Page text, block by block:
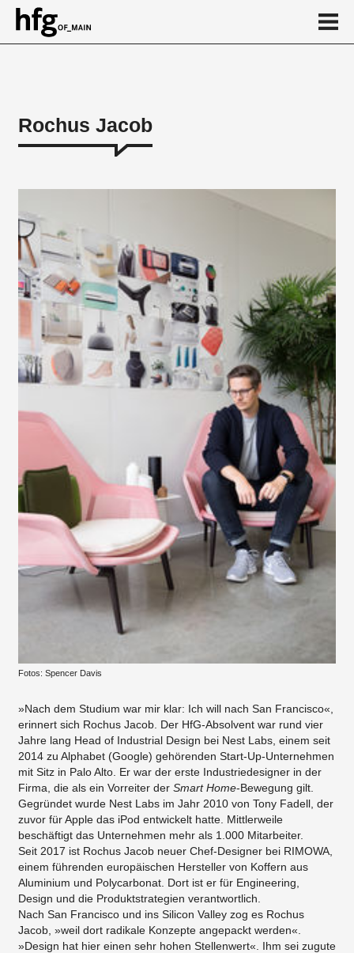
Über
Rochus Jacob
Fotos: Spencer Davis
»Nach dem Studium war mir klar: Ich will nach San Francisco«,
erinnert sich Rochus Jacob. Der HfG-Absolvent war rund vier
Jahre lang Head of Industrial Design bei Nest Labs, einem seit
2014 zu Alphabet (Google) gehörenden Start-Up-Unternehmen
mit Sitz in Palo Alto. Er war der erste Industriedesigner in der
Firma, die als ein Vorreiter der Smart Home-Bewegung gilt.
Gegründet wurde Nest Labs im Jahr 2010 von Tony Fadell, der
zuvor für Apple das iPod entwickelt hatte. Mittlerweile
beschäftigt das Unternehmen mehr als 1.000 Mitarbeiter.
Seit 2017 ist Rochus Jacob neuer Chef-Designer bei RIMOWA,
einem führenden europäischen Hersteller von Koffern aus
Aluminium und Polycarbonat. Dort ist er für Engineering,
Design und die Produktstrategien verantwortlich.
Nach San Francisco und ins Silicon Valley zog es Rochus
Jacob, »weil dort radikale Konzepte angepackt werden«.
»Design hat hier einen sehr hohen Stellenwert«. Ihm sei zugute